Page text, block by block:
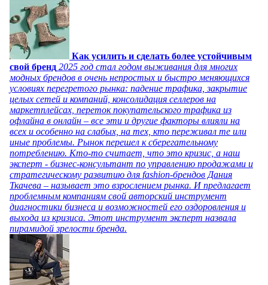
Как усилить и сделать более устойчивым
свой бренд 2025 год стал годом выживания для многих
модных брендов в очень непростых и быстро меняющихся
условиях перегретого рынка: падение трафика, закрытие
целых сетей и компаний, консолидация селлеров на
маркетплейсах, переток покупательского трафика из
офлайна в онлайн – все эти и другие факторы влияли на
всех и особенно на слабых, на тех, кто переживал те или
иные проблемы. Рынок перешел к сберегательному
потреблению. Кто-то считает, что это кризис, а наш
эксперт - бизнес-консультант по управлению продажами и
стратегическому развитию для fashion-брендов Дания
Ткачева – называет это взрослением рынка. И предлагает
проблемным компаниям свой авторский инструмент
диагностики бизнеса и возможностей его оздоровления и
выхода из кризиса. Этот инструмент эксперт назвала
пирамидой зрелости бренда.